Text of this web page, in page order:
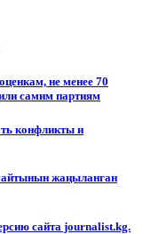
не менее 70
самим партиям
конфликты и
жаңыланган
сайта journalist.kg.